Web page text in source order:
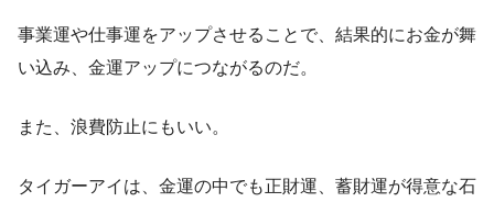
事業運や仕事運をアップさせることで、結果的にお金が舞
い込み、金運アップにつながるのだ。
また、浪費防止にもいい。
タイガーアイは、金運の中でも正財運、蓄財運が得意な石